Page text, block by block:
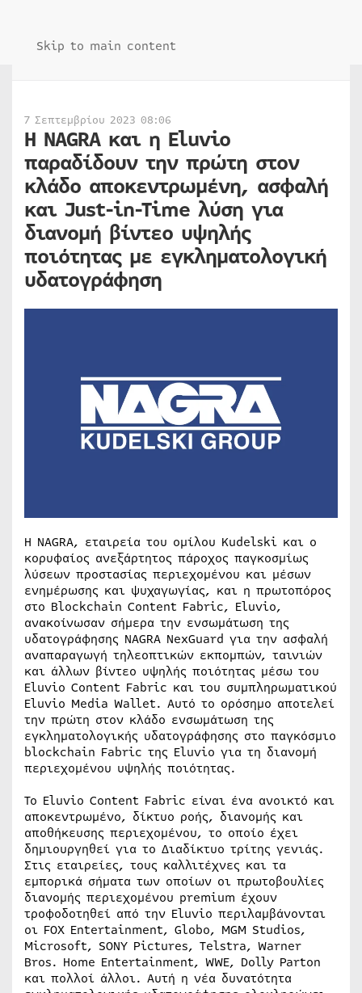
Skip to main content
7 Σεπτεμβρίου 2023 08:06
Η NAGRA και η Eluvio
παραδίδουν την πρώτη στον
κλάδο αποκεντρωμένη, ασφαλή
και Just-in-Time λύση για
διανομή βίντεο υψηλής
ποιότητας με εγκληματολογική
υδατογράφηση
Η NAGRA, εταιρεία του ομίλου Kudelski και ο
κορυφαίος ανεξάρτητος πάροχος παγκοσμίως
λύσεων προστασίας περιεχομένου και μέσων
ενημέρωσης και ψυχαγωγίας, και η πρωτοπόρος
στο Blockchain Content Fabric, Eluvio,
ανακοίνωσαν σήμερα την ενσωμάτωση της
υδατογράφησης NAGRA NexGuard για την ασφαλή
αναπαραγωγή τηλεοπτικών εκπομπών, ταινιών
και άλλων βίντεο υψηλής ποιότητας μέσω του
Eluvio Content Fabric και του συμπληρωματικού
Eluvio Media Wallet. Αυτό το ορόσημο αποτελεί
την πρώτη στον κλάδο ενσωμάτωση της
εγκληματολογικής υδατογράφησης στο παγκόσμιο
blockchain Fabric της Eluvio για τη διανομή
περιεχομένου υψηλής ποιότητας.
Το Eluvio Content Fabric είναι ένα ανοικτό και
αποκεντρωμένο, δίκτυο ροής, διανομής και
αποθήκευσης περιεχομένου, το οποίο έχει
δημιουργηθεί για το Διαδίκτυο τρίτης γενιάς.
Στις εταιρείες, τους καλλιτέχνες και τα
εμπορικά σήματα των οποίων οι πρωτοβουλίες
διανομής περιεχομένου premium έχουν
τροφοδοτηθεί από την Eluvio περιλαμβάνονται
οι FOX Entertainment, Globo, MGM Studios,
Microsoft, SONY Pictures, Telstra, Warner
Bros. Home Entertainment, WWE, Dolly Parton
και πολλοί άλλοι. Αυτή η νέα δυνατότητα